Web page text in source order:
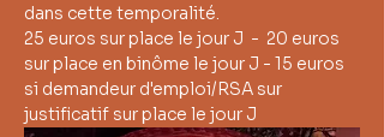
dans cette temporalité.
25 euros sur place le jour J  -  20 euros
sur place en binôme le jour J - 15 euros
si demandeur d'emploi/RSA sur
justificatif sur place le jour J